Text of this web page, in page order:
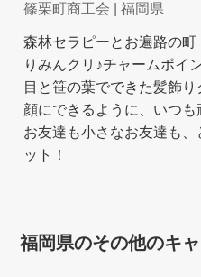
篠栗町商工会 | 福岡県
森林セラピーとお遍路の町
りみんクリ♪チャームポイ
目と笹の葉でできた髪飾
顔にできるように、いつ
お友達も小さなお友達も
ット！
福岡県のその他のキ